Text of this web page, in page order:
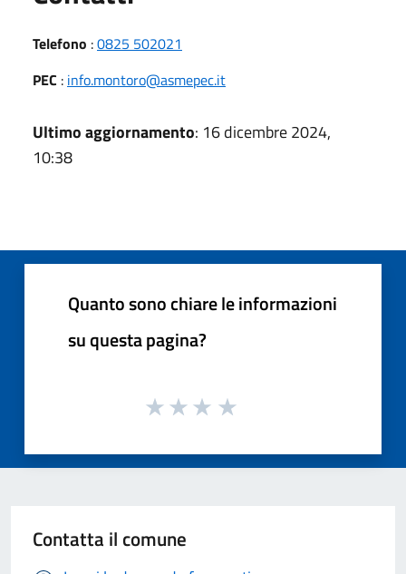
Telefono :0825 502021
PEC : info.montoro@asmepec.it
Ultimo aggiornamento: 16 dicembre 2024,
10:38
Quanto sono chiare le informazioni
su questa pagina?
Contatta il comune